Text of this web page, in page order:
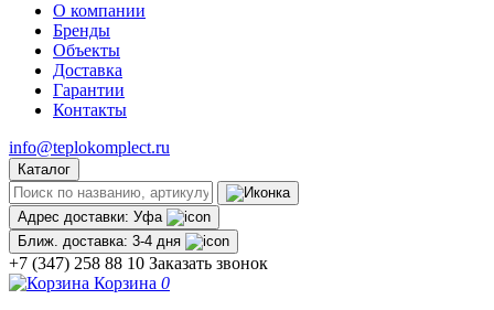
О компании
Бренды
Объекты
Доставка
Гарантии
Контакты
info@teplokomplect.ru
Каталог
Адрес доставки: Уфа
Ближ. доставка: 3-4 дня
+7 (347) 258 88 10 Заказать звонок
Корзина 0